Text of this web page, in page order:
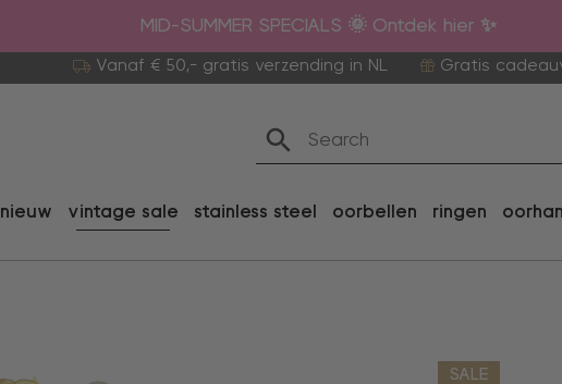
MID-SUMMER SPECIALS 🌞 Ontdek hier ✨
Vanaf € 50,- gratis verzending in NL Gratis
nieuw vintage sale stainless steel oorbellen ringen
SALE